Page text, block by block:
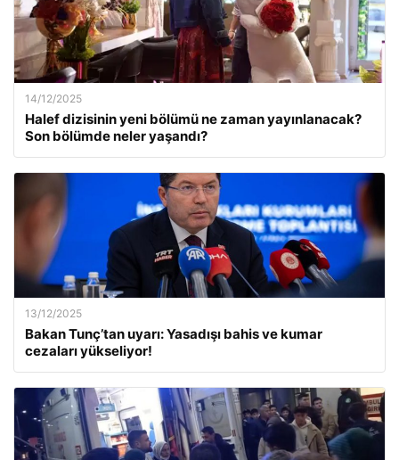
14/12/2025
Halef dizisinin yeni bölümü ne zaman yayınlanacak?
Son bölümde neler yaşandı?
13/12/2025
Bakan Tunç’tan uyarı: Yasadışı bahis ve kumar
cezaları yükseliyor!